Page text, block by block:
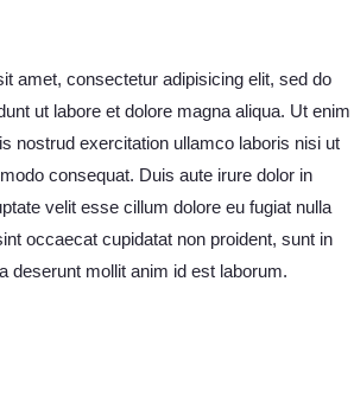
amet, consectetur adipisicing elit, sed do
ut labore et dolore magna aliqua. Ut enim
nostrud exercitation ullamco laboris nisi ut
consequat. Duis aute irure dolor in
velit esse cillum dolore eu fugiat nulla
occaecat cupidatat non proident, sunt in
deserunt mollit anim id est laborum.